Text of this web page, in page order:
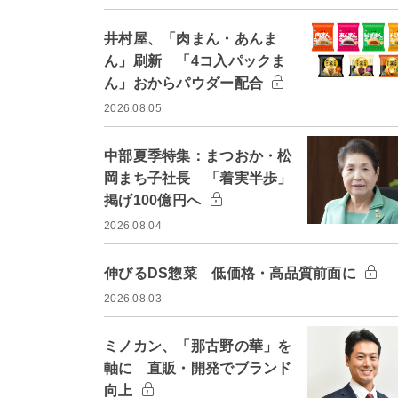
井村屋、「肉まん・あんま
ん」刷新 「4コ入パックま
ん」おからパウダー配合
2026.08.05
中部夏季特集：まつおか・松
岡まち子社長 「着実半歩」
掲げ100億円へ
2026.08.04
伸びるDS惣菜 低価格・高品質前面に
2026.08.03
ミノカン、「那古野の華」を
軸に 直販・開発でブランド
向上